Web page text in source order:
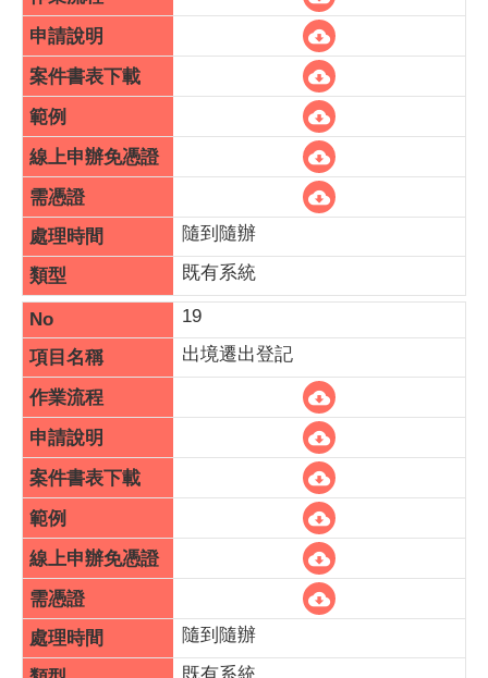
隨到隨辦
既有系統
19
出境遷出登記
隨到隨辦